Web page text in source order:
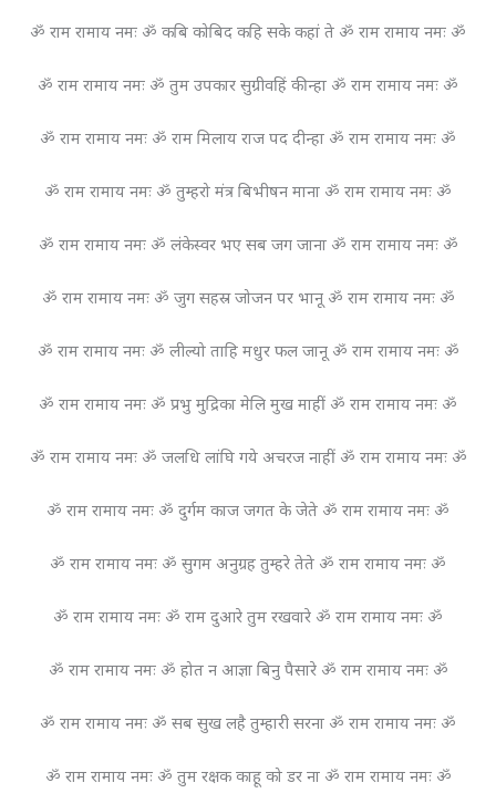
ॐ राम रामाय नमः ॐ कबि कोबिद कहि सके कहां ते ॐ राम रामाय नमः ॐ
ॐ राम रामाय नमः ॐ तुम उपकार सुग्रीवहिं कीन्हा ॐ राम रामाय नमः ॐ
ॐ राम रामाय नमः ॐ राम मिलाय राज पद दीन्हा ॐ राम रामाय नमः ॐ
ॐ राम रामाय नमः ॐ तुम्हरो मंत्र बिभीषन माना ॐ राम रामाय नमः ॐ
ॐ राम रामाय नमः ॐ लंकेस्वर भए सब जग जाना ॐ राम रामाय नमः ॐ
ॐ राम रामाय नमः ॐ जुग सहस्र जोजन पर भानू ॐ राम रामाय नमः ॐ
ॐ राम रामाय नमः ॐ लील्यो ताहि मधुर फल जानू ॐ राम रामाय नमः ॐ
ॐ राम रामाय नमः ॐ प्रभु मुद्रिका मेलि मुख माहीं ॐ राम रामाय नमः ॐ
ॐ राम रामाय नमः ॐ जलधि लांघि गये अचरज नाहीं ॐ राम रामाय नमः ॐ
ॐ राम रामाय नमः ॐ दुर्गम काज जगत के जेते ॐ राम रामाय नमः ॐ
ॐ राम रामाय नमः ॐ सुगम अनुग्रह तुम्हरे तेते ॐ राम रामाय नमः ॐ
ॐ राम रामाय नमः ॐ राम दुआरे तुम रखवारे ॐ राम रामाय नमः ॐ
ॐ राम रामाय नमः ॐ होत न आज्ञा बिनु पैसारे ॐ राम रामाय नमः ॐ
ॐ राम रामाय नमः ॐ सब सुख लहै तुम्हारी सरना ॐ राम रामाय नमः ॐ
ॐ राम रामाय नमः ॐ तुम रक्षक काहू को डर ना ॐ राम रामाय नमः ॐ